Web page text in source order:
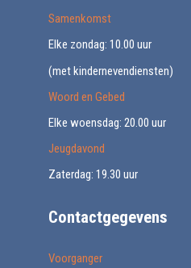
Samenkomst
Elke zondag: 10.00 uur
(met kindernevendiensten)
Woord en Gebed
Elke woensdag: 20.00 uur
Jeugdavond
Zaterdag: 19.30 uur
Contactgegevens
Voorganger